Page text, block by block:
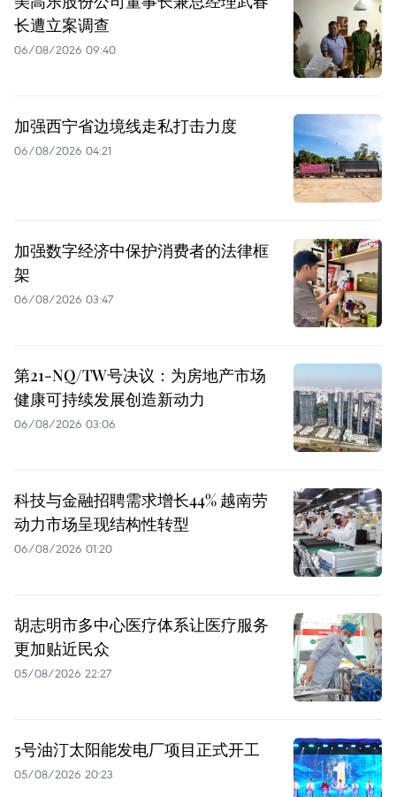
长遭立案调查
06/08/2026 09:40
加强西宁省边境线走私打击力度
06/08/2026 04:21
加强数字经济中保护消费者的法律框
架
06/08/2026 03:47
第21-NQ/TW号决议：为房地产市场
健康可持续发展创造新动力
06/08/2026 03:06
科技与金融招聘需求增长44% 越南劳
动力市场呈现结构性转型
06/08/2026 01:20
胡志明市多中心医疗体系让医疗服务
更加贴近民众
05/08/2026 22:27
5号油汀太阳能发电厂项目正式开工
05/08/2026 20:23